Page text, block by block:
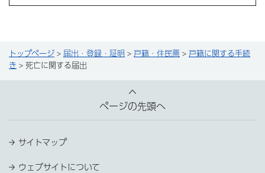
トップページ > 届出・登録・証明 > 戸籍・住民票 > 戸籍に関する手続
き > 死亡に関する届出
ページの先頭へ
サイトマップ
ウェブサイトについて